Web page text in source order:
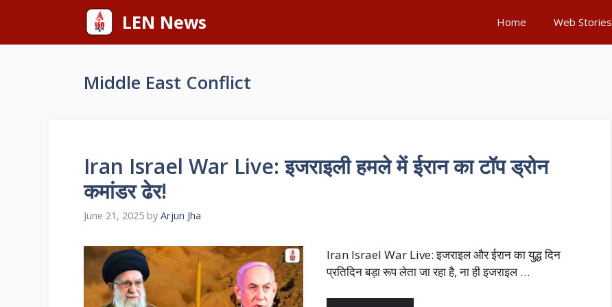
content
LEN News Home Web Stories
Middle East Conflict
Iran Israel War Live: इजराइली हमले में ईरान का टॉप ड्रोन
कमांडर ढेर!
June 21, 2025 by Arjun Jha
Iran Israel War Live: इजराइल और ईरान का युद्ध दिन
प्रतिदिन बड़ा रूप लेता जा रहा है, ना ही इजराइल …